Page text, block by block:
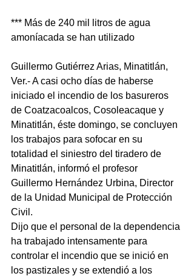
*** Más de 240 mil litros de agua
amoníacada se han utilizado
Guillermo Gutiérrez Arias, Minatitlán,
Ver.- A casi ocho días de haberse
iniciado el incendio de los basureros
de Coatzacoalcos, Cosoleacaque y
Minatitlán, éste domingo, se concluyen
los trabajos para sofocar en su
totalidad el siniestro del tiradero de
Minatitlán, informó el profesor
Guillermo Hernández Urbina, Director
de la Unidad Municipal de Protección
Civil.
Dijo que el personal de la dependencia
ha trabajado intensamente para
controlar el incendio que se inició en
los pastizales y se extendió a los